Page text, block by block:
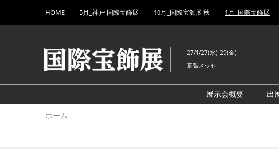
キ
し
て
to
HOME 5月_神戸 国際宝飾展 10月_国際宝飾展 秋 1月_国際宝飾展
27/1/27(水)-29(金)
幕張メッセ
展示会概要
出
ホーム